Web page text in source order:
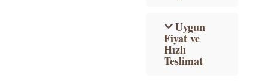
Uygun
Fiyat ve
Hızlı
Teslimat